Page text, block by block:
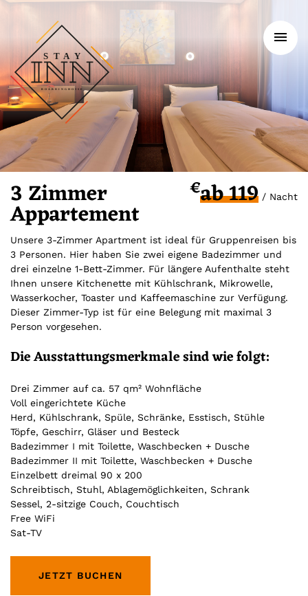
3 Zimmer
Appartement
Unsere 3-Zimmer Apartment ist ideal für Gruppenreisen bis
3 Personen. Hier haben Sie zwei eigene Badezimmer und
drei einzelne 1-Bett-Zimmer. Für längere Aufenthalte steht
Ihnen unsere Kitchenette mit Kühlschrank, Mikrowelle,
Wasserkocher, Toaster und Kaffeemaschine zur Verfügung.
Dieser Zimmer-Typ ist für eine Belegung mit maximal 3
Person vorgesehen.
Die Ausstattungsmerkmale sind wie folgt:
Drei Zimmer auf ca. 57 qm² Wohnfläche
Voll eingerichtete Küche
Herd, Kühlschrank, Spüle, Schränke, Esstisch, Stühle
Töpfe, Geschirr, Gläser und Besteck
Badezimmer I mit Toilette, Waschbecken + Dusche
Badezimmer II mit Toilette, Waschbecken + Dusche
Einzelbett dreimal 90 x 200
Schreibtisch, Stuhl, Ablagemöglichkeiten, Schrank
Sessel, 2-sitzige Couch, Couchtisch
Free WiFi
Sat-TV
€ab 119 / Nacht
JETZT BUCHEN